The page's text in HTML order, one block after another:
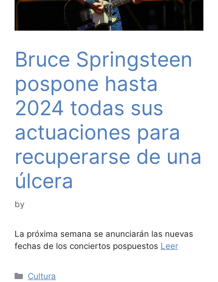
Bruce Springsteen
pospone hasta
2024 todas sus
actuaciones para
recuperarse de una
úlcera
by
La próxima semana se anunciarán las nuevas
fechas de los conciertos pospuestos Leer
Categories
Cultura